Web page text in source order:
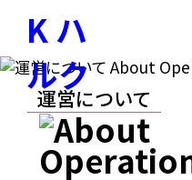
運営について